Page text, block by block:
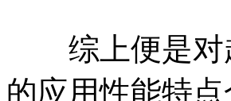
综上便是对
的应用性能特